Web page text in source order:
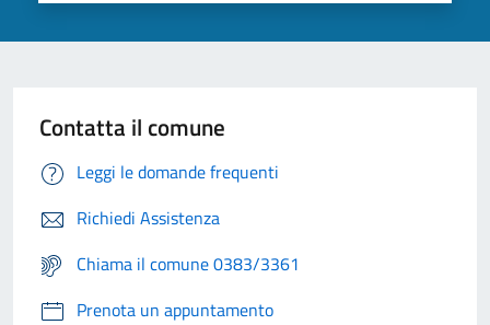
Contatta il comune
Leggi le domande frequenti
Richiedi Assistenza
Chiama il comune 0383/3361
Prenota un appuntamento